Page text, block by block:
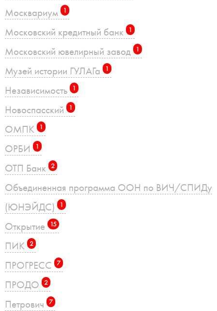
Москвариум 1
Московский кредитный банк 1
Московский ювелирный завод 1
Музей истории ГУЛАГа 1
Независимость 1
Новоспасский 1
ОМПК 1
ОРБИ 1
ОТП Банк 2
Объединенная программа ООН по ВИЧ/СПИДу
(ЮНЭЙДС)
1
Открытие 15
ПИК 2
ПРОГРЕСС 7
ПРОДО 2
Петрович 7